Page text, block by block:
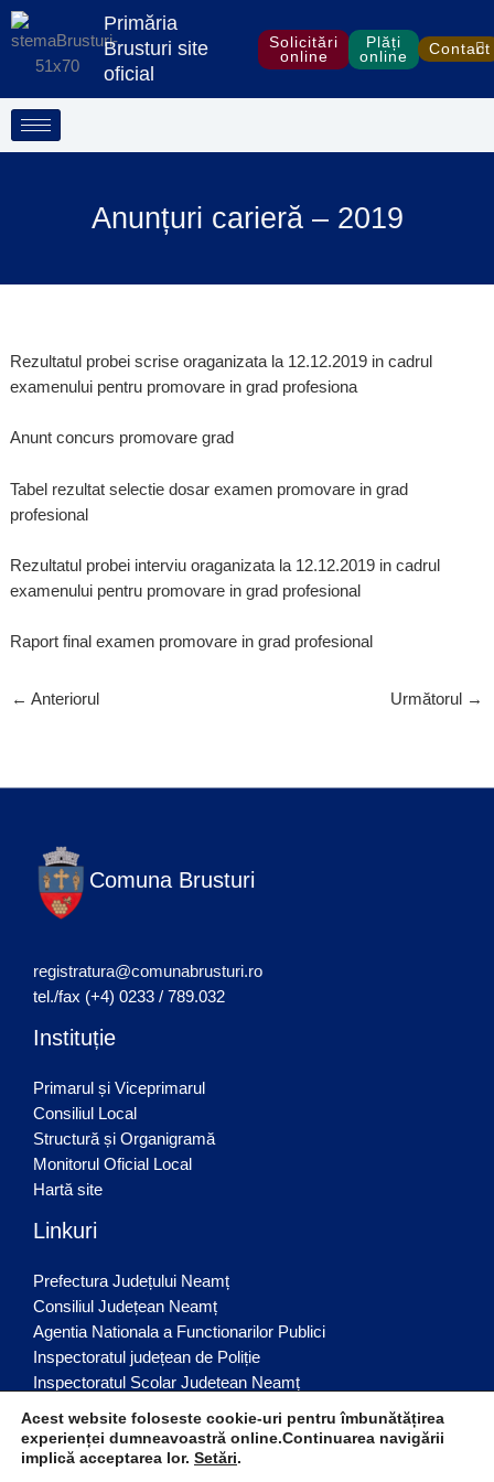
Treci
conținut
Primăria
Brusturi site
oficial
Solicitări
online
Plăți
online
Contact
Anunțuri carieră – 2019
Rezultatul probei scrise oraganizata la 12.12.2019 in cadrul
examenului pentru promovare in grad profesiona
Anunt concurs promovare grad
Tabel rezultat selectie dosar examen promovare in grad
profesional
Rezultatul probei interviu oraganizata la 12.12.2019 in cadrul
examenului pentru promovare in grad profesional
Raport final examen promovare in grad profesional
← Anteriorul Următorul →
Comuna Brusturi
registratura@comunabrusturi.ro
tel./fax (+4) 0233 / 789.032
Instituție
Primarul și Viceprimarul
Consiliul Local
Structură și Organigramă
Monitorul Oficial Local
Hartă site
Linkuri
Prefectura Județului Neamț
Consiliul Județean Neamț
Agentia Nationala a Functionarilor Publici
Inspectoratul județean de Poliție
Inspectoratul Scolar Judetean Neamț
© Comuna Brusturi 2026
Acest website foloseste cookie-uri pentru îmbunătățirea
experienței dumneavoastră online.Continuarea navigării
implică acceptarea lor. Setări.